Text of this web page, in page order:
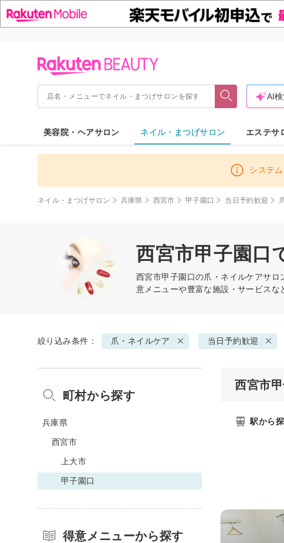
AI
美容院・ヘアサロン ネイル・まつげサロン エステサ
システ
ネイル・まつげサロン 兵庫県 西宮市 甲子園口 当日予約歓迎
西宮市甲子園口
西宮市甲子園口の爪・ネイルケアサロ
意メニューや豊富な施設・サービスな
絞り込み条件： 爪・ネイルケア 当日予約歓迎
西宮市
駅から
町村から探す
兵庫県
西宮市
上大市
甲子園口
得意メニューから探す